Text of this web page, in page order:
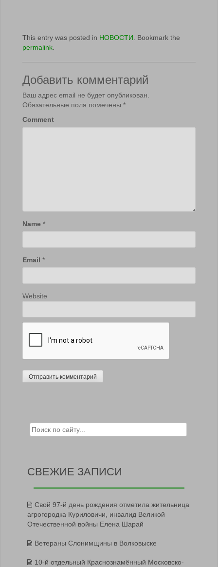
This entry was posted in НОВОСТИ . Bookmark the
permalink
Добавить комментарий
Ваш адрес email не будет опубликован.
Обязательные поля помечены *
Comment
Name *
Email *
Website
Search for:
СВЕЖИЕ ЗАПИСИ
Свой 97-й день рождения отметила жительница
агрогородка Куриловичи, инвалид Великой
Отечественной войны Елена Шарай
Ветераны Слонимщины в Волковыске
10-й отдельный Краснознамённый Московско-